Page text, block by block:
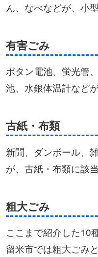
ん、なべなどが、小
有害ごみ
ボタン電池、蛍光管
池、水銀体温計など
古紙・布類
新聞、ダンボール、
が、古紙・布類に該当
粗大ごみ
ここまで紹介した10
留米市では粗大ごみ